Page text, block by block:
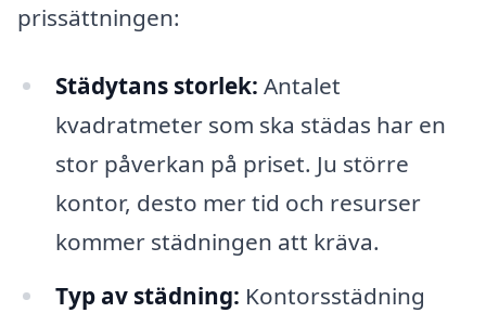
prissättningen:
Städytans storlek: Antalet
kvadratmeter som ska städas har en
stor påverkan på priset. Ju större
kontor, desto mer tid och resurser
kommer städningen att kräva.
Typ av städning: Kontorsstädning